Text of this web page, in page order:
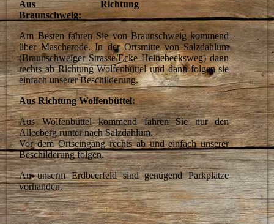
Aus Richtung
Braunschweig:
Am Besten fahren Sie von Braunschweig kommend
über Mascherode. In der Ortsmitte von Salzdahlum
(Braunschweiger Strasse/Ecke Heinebeeksweg) dann
rechts ab Richtung Wolfenbüttel und dann folgen sie
einfach unserer Beschilderung.
Aus Richtung Wolfenbüttel:
Aus Wolfenbüttel kommend fahren Sie nur den
Alleeberg runter nach Salzdahlum.
Vor dem Ortseingang rechts ab und einfach unserer
Beschilderung folgen.
An unserm Erdbeerfeld sind genügend Parkplätze
vorhanden.